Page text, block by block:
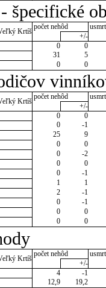
špecifické
Krtíš
počet nehôd
+/-
0
0
31
5
0 0
Krtíš
počet nehôd
+/-
0
0
0
-1
25
9
0
0
0
-2
0
0
0
-1
1
1
2
-1
0
-1
0
0
0 0
Krtíš
počet nehôd
+/-
4
-1
12,9 19,2